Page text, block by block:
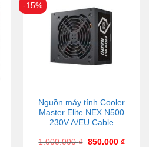
-15%
Nguồn máy tính Cooler
Master Elite NEX N500
230V A/EU Cable
1.000.000₫ 850.000 ₫